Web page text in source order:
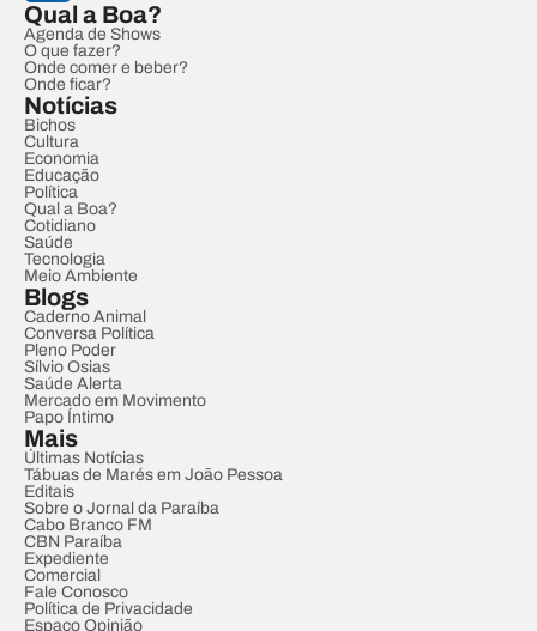
Qual a Boa?
Agenda de Shows
O que fazer?
Onde comer e beber?
Onde ficar?
Notícias
Bichos
Cultura
Economia
Educação
Política
Qual a Boa?
Cotidiano
Saúde
Tecnologia
Meio Ambiente
Blogs
Caderno Animal
Conversa Política
Pleno Poder
Sílvio Osias
Saúde Alerta
Mercado em Movimento
Papo Íntimo
Mais
Últimas Notícias
Tábuas de Marés em João Pessoa
Editais
Sobre o Jornal da Paraíba
Cabo Branco FM
CBN Paraíba
Expediente
Comercial
Fale Conosco
Política de Privacidade
Espaço Opinião